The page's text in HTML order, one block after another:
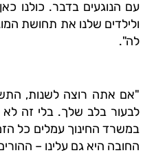
עם הנוגעים בדבר. כולנו
ולילדים שלנו את תחושת
לה".
"אם אתה רוצה לשנות,
לבעור בלב שלך. בלי זה לא
במשרד החינוך עמלים כל
החובה היא גם עלינו –